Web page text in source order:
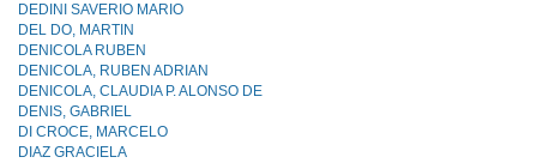
DEDINI SAVERIO MARIO
DEL DO, MARTIN
DENICOLA RUBEN
DENICOLA, RUBEN ADRIAN
DENICOLA, CLAUDIA P. ALONSO DE
DENIS, GABRIEL
DI CROCE, MARCELO
DIAZ GRACIELA